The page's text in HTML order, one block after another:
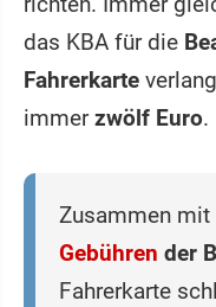
das KBA für die
Fahrerkarte
immerzwölf Euro.
Zusammen mit
Gebühren der
Fahrerkarte